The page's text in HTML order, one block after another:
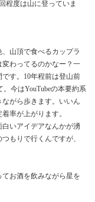
程度は山に登っていま
山頂で食べるカップラ
わってるのかなー？一
す。10年程前は登山前
。今はYouTubeの本要約系
がら歩きます。いいん
率が上がります。
いアイデアなんかが湧
もりで行くんですが、
お酒を飲みながら星を